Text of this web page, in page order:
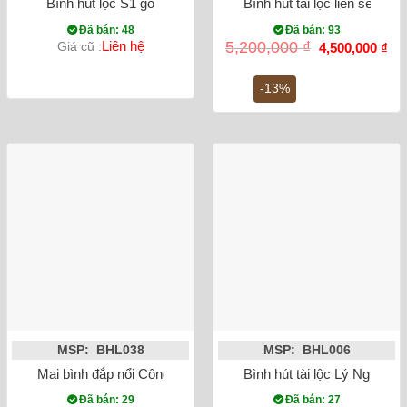
Bình hút lộc S1 gỗ
Đã bán: 48
Giá cũ :Liên hệ
-13%
Bình hút tài lộc liên sen vẽ
Đã bán: 93
5,200,000₫ Giá
gốc
4,500,000 ₫
MSP: BHL038
Mai bình đắp nổi Công Danh Phú Quý men rạn
Đã bán: 29
MSP: BHL006
Bình hút tài lộc Lý Ngư
Đã bán: 27